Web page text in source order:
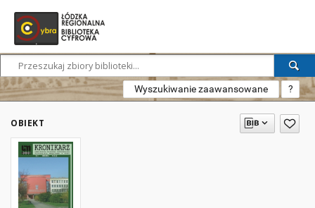
Wyszukiwanie zaawansowane ?
OBIEKT